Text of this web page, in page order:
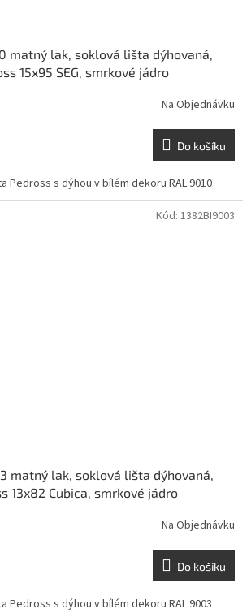
matný lak, soklová lišta dýhovaná,
15x95 SEG, smrkové jádro
Na Objednávku
Do košíku
Pedross s dýhou v bílém dekoru RAL 9010
matný lak, soklová lišta dýhovaná,
13x82 Cubica, smrkové jádro
Na Objednávku
Do košíku
Pedross s dýhou v bílém dekoru RAL 9003
Kód: 1382BI9003